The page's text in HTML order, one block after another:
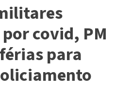
covid, PM
para